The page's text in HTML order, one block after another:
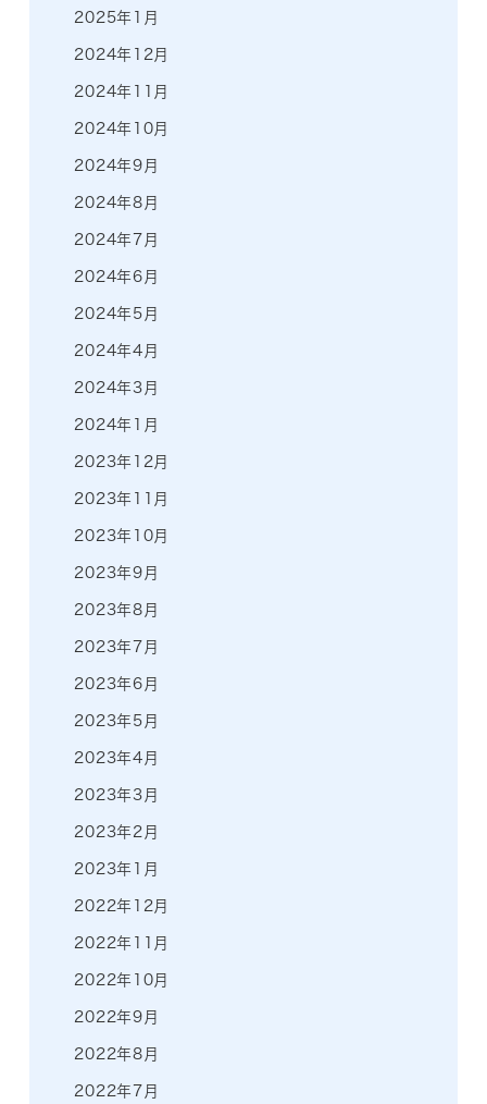
2025年1月
2024年12月
2024年11月
2024年10月
2024年9月
2024年8月
2024年7月
2024年6月
2024年5月
2024年4月
2024年3月
2024年1月
2023年12月
2023年11月
2023年10月
2023年9月
2023年8月
2023年7月
2023年6月
2023年5月
2023年4月
2023年3月
2023年2月
2023年1月
2022年12月
2022年11月
2022年10月
2022年9月
2022年8月
2022年7月